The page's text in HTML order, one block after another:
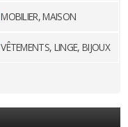
MOBILIER, MAISON
VÊTEMENTS, LINGE, BIJOUX